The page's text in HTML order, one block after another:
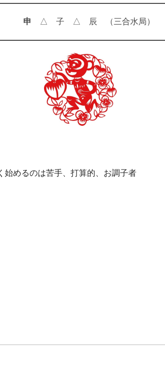
申 △ 子 △ 辰 （三合水局）
始めるのは苦手、打算的、お調子者